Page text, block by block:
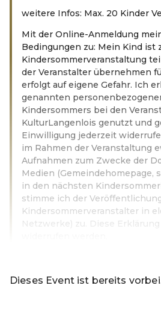
weitere Infos: Max. 20 Kinder
Mit der Online-Anmeldung
Bedingungen zu: Mein Kind ist
Kindersommerveranstaltung
der Veranstalter übernehmen
erfolgt auf eigene Gefahr. Ich
genannten
Kindersommers bei den
KulturLangenlois genutzt und
Einwilligung jederzeit
im Rahmen der Veranstaltung
Aufnahmen zum Zwecke der
Medien (Gemeindehomepage,
in den nächsten
stimme ich der
Kindersommerveranstalter in
Netzwerke) zu. Diese
Dieses Event ist bereits